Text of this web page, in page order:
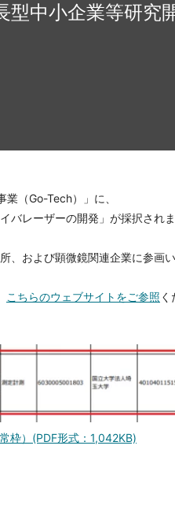
型中小企業等研
（Go-Tech）」に、
レーザーの開発」が採択され
および顕微鏡関連企業に参画い
こちらのウェブサイトをご参照 く
枠）(PDF形式：1,042KB)